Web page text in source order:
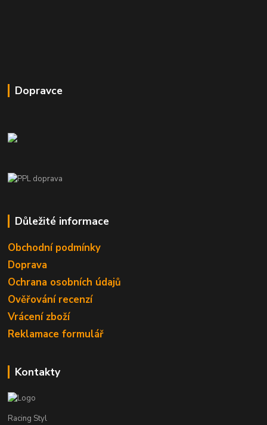
Dopravce
Důležité informace
Obchodní podmínky
Doprava
Ochrana osobních údajů
Ověřování recenzí
Vrácení zboží
Reklamace formulář
Kontakty
Racing Styl